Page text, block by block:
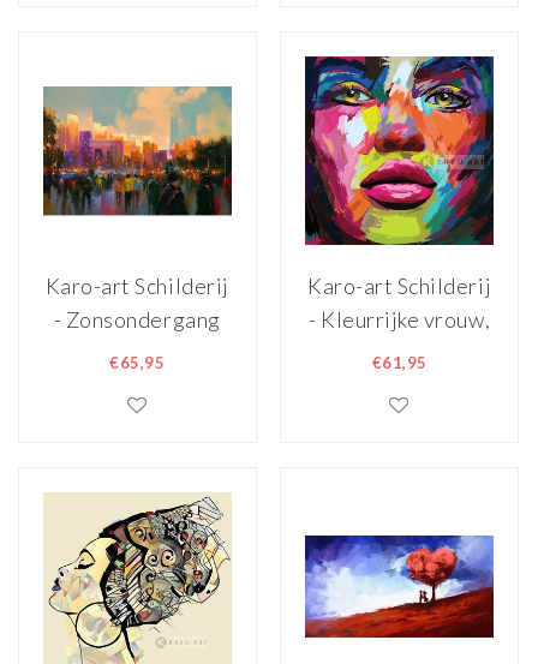
Karo-art Schilderij
- Zonsondergang
in het park,
maten , print op
Wanddecoratie
€65,95
Karo-art Schilderij
- Kleurrijke vrouw,
print op canvas,
premium print
€61,95